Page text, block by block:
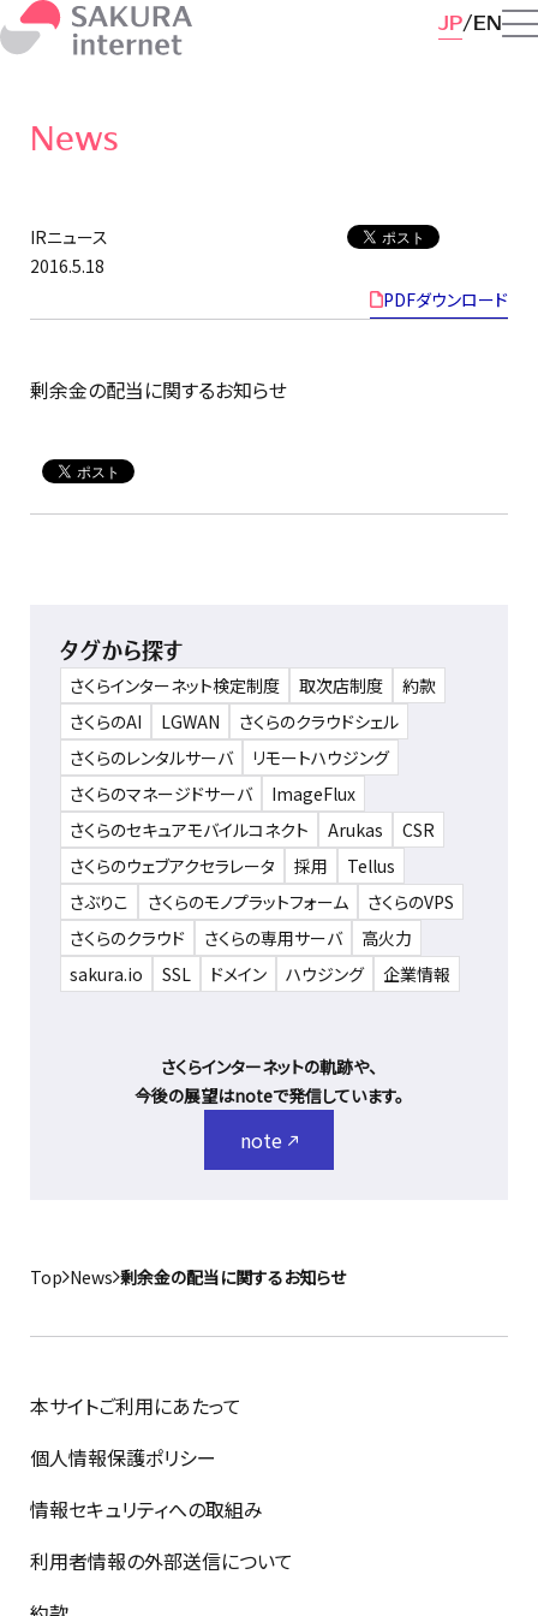
JP EN
News
IRニュース
2016.5.18
PDFダウンロード
剰余金の配当に関するお知らせ
タグから探す
さくらインターネット検定制度 取次店制度
約款
さくらのAI
LGWAN
さくらのクラウドシェル
さくらのレンタルサーバ
リモートハウジング
さくらのマネージドサーバ
ImageFlux
さくらのセキュアモバイルコネクト
Arukas
CSR
さくらのウェブアクセラレータ
採用
Tellus
さぶりこ
さくらのモノプラットフォーム
さくらのVPS
さくらのクラウド
さくらの専用サーバ
高火力
sakura.io
SSL ドメイン ハウジング 企業情報
さくらインターネットの軌跡や、
今後の展望はnoteで発信しています。
note
Top News 剰余金の配当に関するお知らせ
本サイトご利用にあたって
個人情報保護ポリシー
情報セキュリティへの取組み
利用者情報の外部送信について